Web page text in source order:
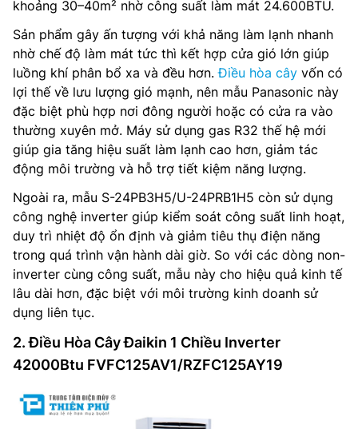
khoảng 30–40m² nhờ công suất làm mát 24.600BTU.
Sản phẩm gây ấn tượng với khả năng làm lạnh nhanh
nhờ chế độ làm mát tức thì kết hợp cửa gió lớn giúp
luồng khí phân bổ xa và đều hơn.Điều hòa cây vốn có
lợi thế về lưu lượng gió mạnh, nên mẫu Panasonic này
đặc biệt phù hợp nơi đông người hoặc có cửa ra vào
thường xuyên mở. Máy sử dụng gas R32 thế hệ mới
giúp gia tăng hiệu suất làm lạnh cao hơn, giảm tác
động môi trường và hỗ trợ tiết kiệm năng lượng.
Ngoài ra, mẫu S-24PB3H5/U-24PRB1H5 còn sử dụng
công nghệ inverter giúp kiểm soát công suất linh hoạt,
duy trì nhiệt độ ổn định và giảm tiêu thụ điện năng
trong quá trình vận hành dài giờ. So với các dòng non-
inverter cùng công suất, mẫu này cho hiệu quả kinh tế
lâu dài hơn, đặc biệt với môi trường kinh doanh sử
dụng liên tục.
2. Điều Hòa Cây Đaikin 1 Chiều Inverter
42000Btu FVFC125AV1/RZFC125AY19